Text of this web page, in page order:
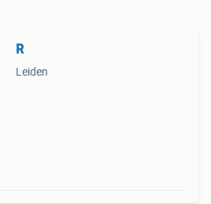
R
Leiden